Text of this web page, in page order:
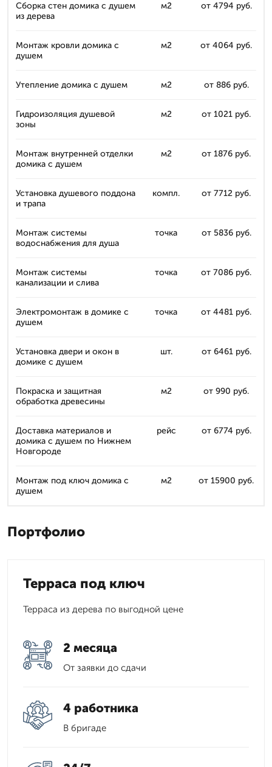
Сборка стен домика с душем
из дерева
м2 от 4794 руб.
Монтаж кровли домика с
душем
м2 от 4064 руб.
Утепление домика с душем м2 от 886 руб.
Гидроизоляция душевой
зоны
м2 от 1021 руб.
Монтаж внутренней отделки
домика с душем
м2 от 1876 руб.
Установка душевого поддона
и трапа
компл. от 7712 руб.
Монтаж системы
водоснабжения для душа
точка от 5836 руб.
Монтаж системы
канализации и слива
точка от 7086 руб.
Электромонтаж в домике с
душем
точка от 4481 руб.
Установка двери и окон в
домике с душем
шт. от 6461 руб.
Покраска и защитная
обработка древесины
м2 от 990 руб.
Доставка материалов и
домика с душем по Нижнем
Новгороде
рейс от 6774 руб.
Монтаж под ключ домика с
душем
м2 от 15900 руб.
Портфолио
Терраса под ключ
Терраса из дерева по выгодной цене
2 месяца
От заявки до сдачи
4 работника
В бригаде